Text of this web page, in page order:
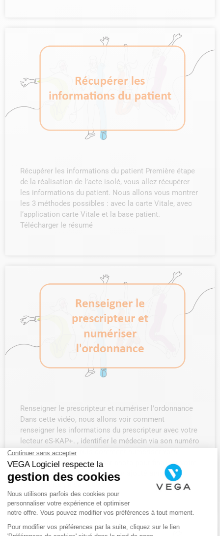
Récupérer les informations du patient Première étape
de la réalisation de l’acte isolé, vous allez récupérer
les informations du patient. Nous allons vous montrer
les 3 méthodes possibles : avec la carte Vitale, avec
l’application carte Vitale et la base patient.
Télécharger le résumé
Renseigner le prescripteur et numériser l'ordonnance
Dans cette vidéo, nous allons voir comment
renseigner les informations du prescripteur avec votre
lecteur eS-KAP+. , identifier le médecin via son numéro
ADELI ou FINESS puis comment numériser votre
ordonnance directement par photo pour finaliser votre
dossier. Une fois le prescripteur ajouté ainsi que